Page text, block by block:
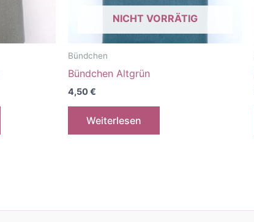
NICHT VORRÄTIG
Bündchen
Bündchen Altgrün
4,50€
Weiterlesen